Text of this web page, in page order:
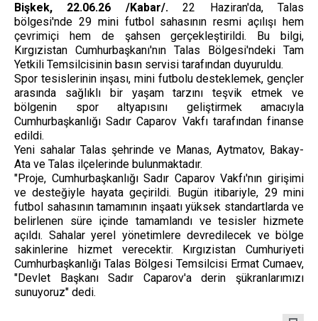
Bişkek, 22.06.26 /Kabar/.22 Haziran'da, Talas
bölgesi'nde 29 mini futbol sahasının resmi açılışı hem
çevrimiçi hem de şahsen gerçekleştirildi. Bu bilgi,
Kırgızistan Cumhurbaşkanı'nın Talas Bölgesi'ndeki Tam
Yetkili Temsilcisinin basın servisi tarafından duyuruldu.
Spor tesislerinin inşası, mini futbolu desteklemek, gençler
arasında sağlıklı bir yaşam tarzını teşvik etmek ve
bölgenin spor altyapısını geliştirmek amacıyla
Cumhurbaşkanlığı Sadır Caparov Vakfı tarafından finanse
edildi.
Yeni sahalar Talas şehrinde ve Manas, Aytmatov, Bakay-
Ata ve Talas ilçelerinde bulunmaktadır.
"Proje, Cumhurbaşkanlığı Sadır Caparov Vakfı'nın girişimi
ve desteğiyle hayata geçirildi. Bugün itibariyle, 29 mini
futbol sahasının tamamının inşaatı yüksek standartlarda ve
belirlenen süre içinde tamamlandı ve tesisler hizmete
açıldı. Sahalar yerel yönetimlere devredilecek ve bölge
sakinlerine hizmet verecektir. Kırgızistan Cumhuriyeti
Cumhurbaşkanlığı Talas Bölgesi Temsilcisi Ermat Cumaev,
"Devlet Başkanı Sadır Caparov'a derin şükranlarımızı
sunuyoruz" dedi.